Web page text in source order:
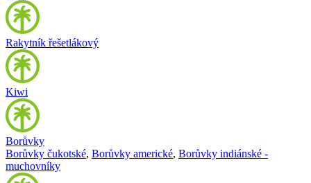
Rakytník řešetlákový
Kiwi
Borůvky
Borůvky čukotské, Borůvky americké, Borůvky indiánské -
muchovníky